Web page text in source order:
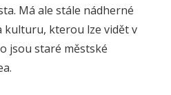
Má ale stále nádherné
kulturu, kterou lze vidět v
jsou staré městské